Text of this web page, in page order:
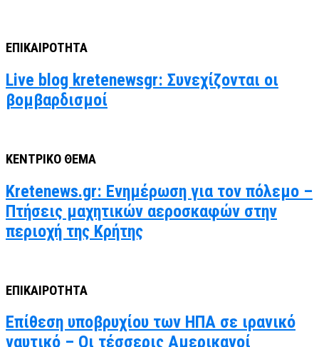
ΕΠΙΚΑΙΡΟΤΗΤΑ
Live blog kretenewsgr: Συνεχίζονται οι
βομβαρδισμοί
ΚΕΝΤΡΙΚΟ ΘΕΜΑ
Kretenews.gr: Ενημέρωση για τον πόλεμο –
Πτήσεις μαχητικών αεροσκαφών στην
περιοχή της Κρήτης
ΕΠΙΚΑΙΡΟΤΗΤΑ
Επίθεση υποβρυχίου των ΗΠΑ σε ιρανικό
ναυτικό – Οι τέσσερις Αμερικανοί